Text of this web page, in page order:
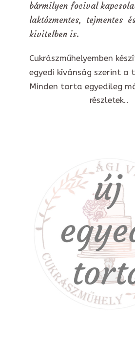
bármilyen focival
laktózmentes, tejmentes
kivitelben is.
Cukrászműhelyemben
egyedi kívánság szerint a
Minden torta egyedileg
részletek..